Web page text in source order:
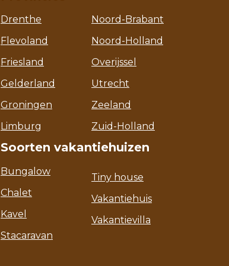
Drenthe
Flevoland
Friesland
Gelderland
Groningen
Limburg
Noord-Brabant
Noord-Holland
Overijssel
Utrecht
Zeeland
Zuid-Holland
Soorten vakantiehuizen
Bungalow
Chalet
Kavel
Stacaravan
Tiny house
Vakantiehuis
Vakantievilla